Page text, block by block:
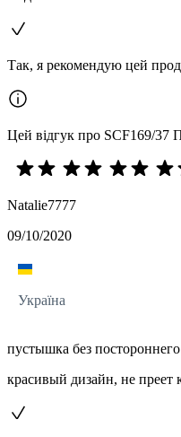
Так, я рекомендую цей
Цей відгук про SCF169/37
Natalie7777
09/10/2020
Україна
пустышка без постороннего
красивый дизайн, не преет